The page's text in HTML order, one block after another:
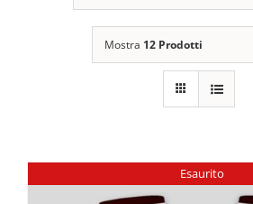
Mostra 12 Prodotti
Esaurito